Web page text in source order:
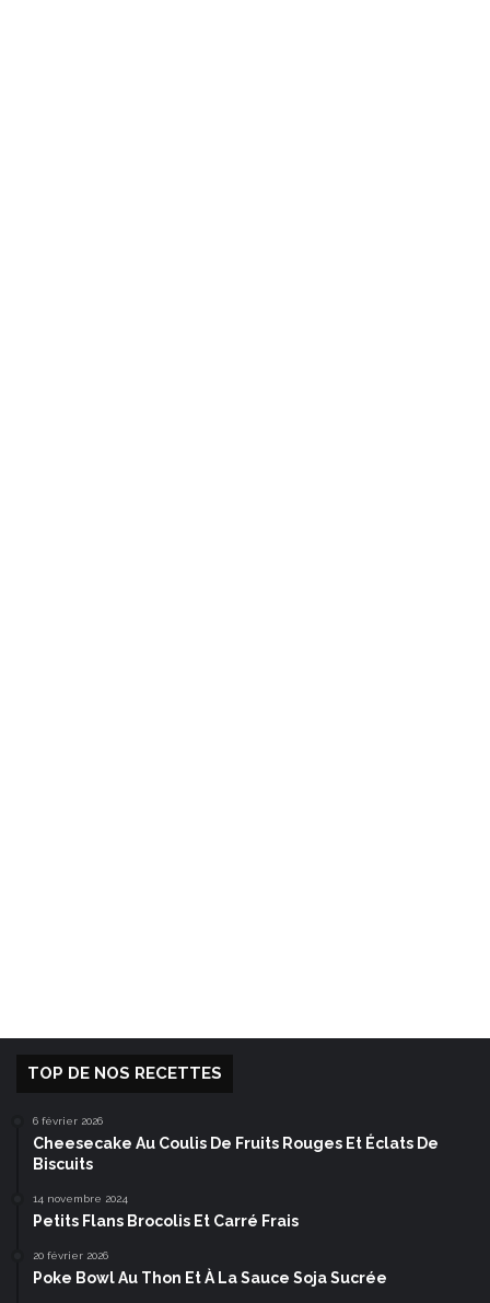
TOP DE NOS RECETTES
6 février 2026
Cheesecake Au Coulis De Fruits Rouges Et Éclats De
Biscuits
14 novembre 2024
Petits Flans Brocolis Et Carré Frais
20 février 2026
Poke Bowl Au Thon Et À La Sauce Soja Sucrée